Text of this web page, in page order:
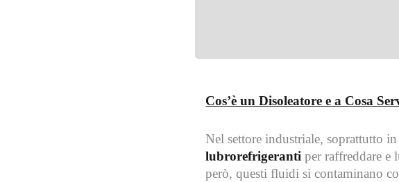
Cos’è un Disoleatore e a Cosa
Nel settore industriale, soprattutto
lubrorefrigeranti per raffreddare
però, questi fluidi si contaminano